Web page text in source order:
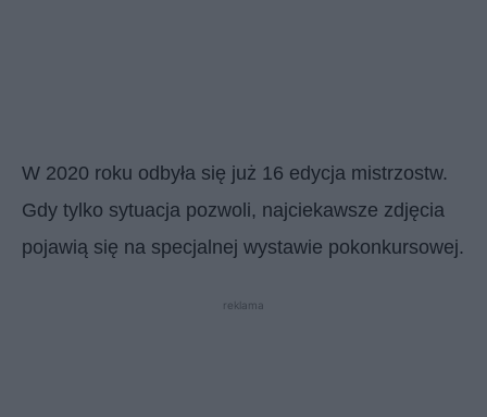
W 2020 roku odbyła się już 16 edycja mistrzostw.
Gdy tylko sytuacja pozwoli, najciekawsze zdjęcia
pojawią się na specjalnej wystawie pokonkursowej.
reklama